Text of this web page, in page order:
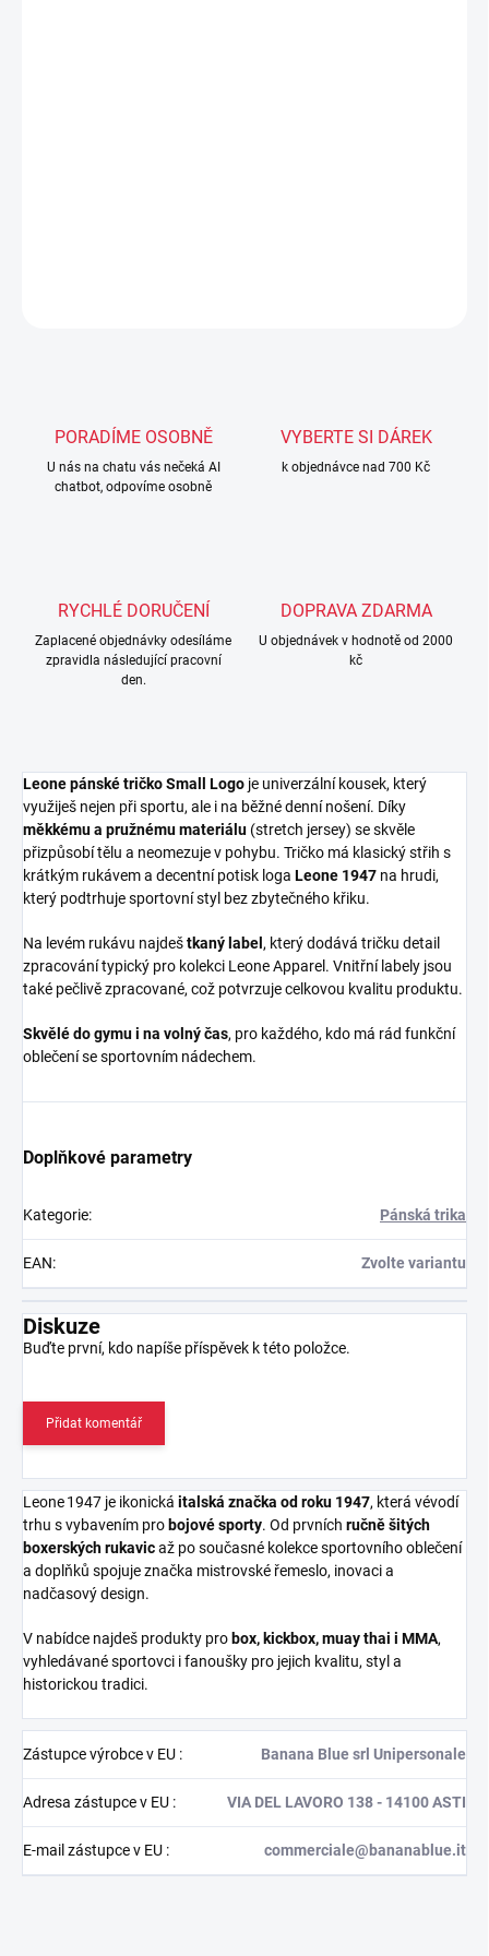
PORADÍME OSOBNĚ
U nás na chatu vás nečeká AI
chatbot, odpovíme osobně
VYBERTE SI DÁREK
k objednávce nad 700 Kč
RYCHLÉ DORUČENÍ
Zaplacené objednávky odesíláme
zpravidla následující pracovní
den.
DOPRAVA ZDARMA
U objednávek v hodnotě od 2000
kč
Leone pánské tričko Small Logo je univerzální kousek, který
využiješ nejen při sportu, ale i na běžné denní nošení. Díky
měkkému a pružnému materiálu (stretch jersey) se skvěle
přizpůsobí tělu a neomezuje v pohybu. Tričko má klasický střih s
krátkým rukávem a decentní potisk loga Leone 1947 na hrudi,
který podtrhuje sportovní styl bez zbytečného křiku.
Na levém rukávu najdeštkaný label , který dodává tričku detail
zpracování typický pro kolekci Leone Apparel. Vnitřní labely jsou
také pečlivě zpracované, což potvrzuje celkovou kvalitu produktu.
Skvělé do gymu i na volný čas, pro každého, kdo má rád funkční
oblečení se sportovním nádechem.
Doplňkové parametry
Kategorie: Pánská trika
EAN: Zvolte variantu
Diskuze
Buďte první, kdo napíše příspěvek k této položce.
Přidat komentář
Leone 1947 je ikonická italská značka od roku 1947, která vévodí
trhu s vybavením pro bojové sporty. Od prvních ručně šitých
boxerských rukavicaž po současné kolekce sportovního oblečení
a doplňků spojuje značka mistrovské řemeslo, inovaci a
nadčasový design.
V nabídce najdeš produkty pro box, kickbox, muay thai i MMA,
vyhledávané sportovci i fanoušky pro jejich kvalitu, styl a
historickou tradici.
Zástupce výrobce v EU : Banana Blue srl Unipersonale
Adresa zástupce v EU : VIA DEL LAVORO 138 - 14100 ASTI
E-mail zástupce v EU : commerciale@bananablue.it